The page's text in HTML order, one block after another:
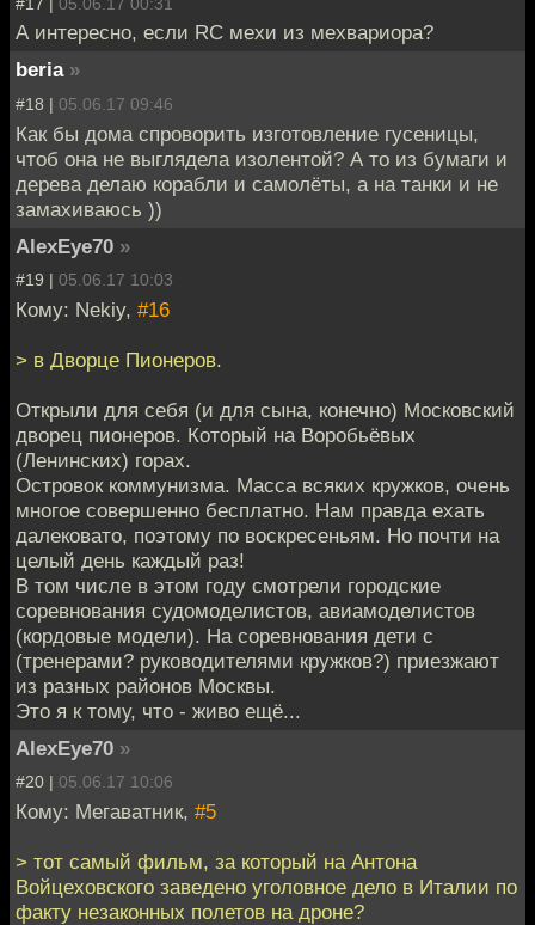
А интересно, если RC мехи из мехвариора?
beria »
#18 | 05.06.17 09:46
Как бы дома спроворить изготовление гусеницы,
чтоб она не выглядела изолентой? А то из бумаги и
дерева делаю корабли и самолёты, а на танки и не
замахиваюсь ))
AlexEye70 »
#19 | 05.06.17 10:03
Кому: Nekiy, #16
> в Дворце Пионеров.
Открыли для себя (и для сына, конечно) Московский
дворец пионеров. Который на Воробьёвых
(Ленинских) горах.
Островок коммунизма. Масса всяких кружков, очень
многое совершенно бесплатно. Нам правда ехать
далековато, поэтому по воскресеньям. Но почти на
целый день каждый раз!
В том числе в этом году смотрели городские
соревнования судомоделистов, авиамоделистов
(кордовые модели). На соревнования дети с
(тренерами? руководителями кружков?) приезжают
из разных районов Москвы.
Это я к тому, что - живо ещё...
AlexEye70 »
#20 | 05.06.17 10:06
Кому: Мегаватник, #5
> тот самый фильм, за который на Антона
Войцеховского заведено уголовное дело в Италии по
факту незаконных полетов на дроне?